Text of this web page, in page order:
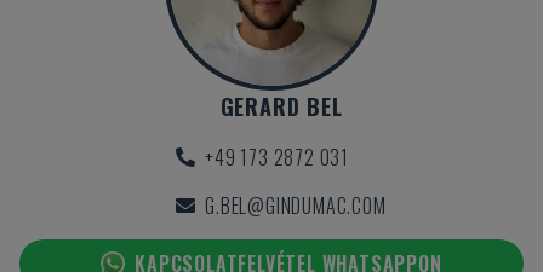
GERARD BEL
+49 173 2872 031
G.BEL@GINDUMAC.COM
KAPCSOLATFELVÉTEL WHATSAPPON